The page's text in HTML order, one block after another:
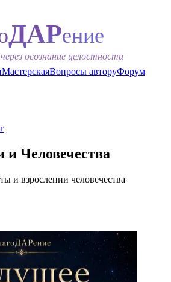
ДАРение
осознание целостности
МастерскаяВопросы авторуФорум
и Человечества
и взрослении человечества